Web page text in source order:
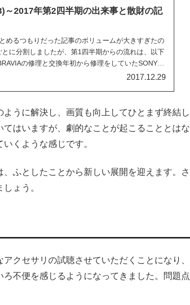
～2017年第2四半期の出来事と散財の記
めるつもりだった記事のボリュームが大きすぎたの
に分割しましたが、第1四半期からの流れは、以下
の修理と交換年初から修理をしていたSONY
2017.12.29
ように解決し、画質も向上してひとまず終結し
てはいますが、劇的なことが起こることとはな
くような感じです。
、ふとしたことから新しい展開を迎えます。さ
ょう。
クセサリの試聴させていただくことになり、
不便を感じるようになってきました。問題点